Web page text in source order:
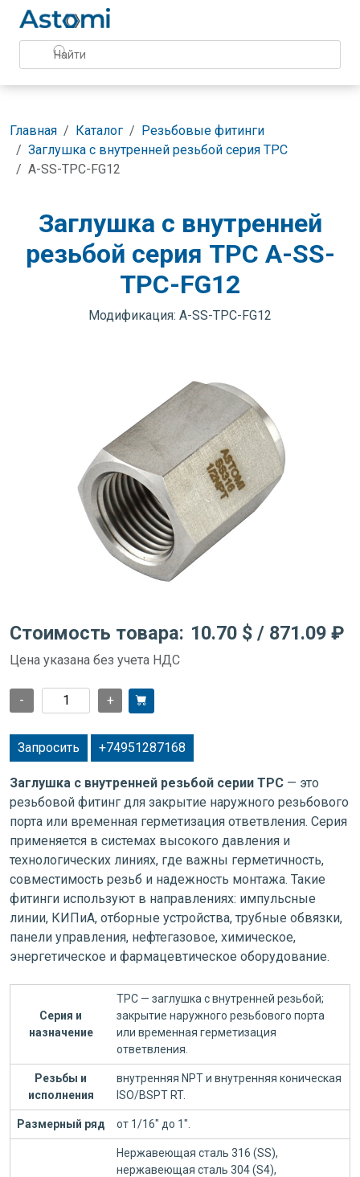
Главная Каталог
Резьбовые фитинги
Заглушка с внутренней резьбой серия TPC
A-SS-TPC-FG12
Заглушка с внутренней
резьбой серия TPC A-SS-
TPC-FG12
Модификация: A-SS-TPC-FG12
Стоимость товара: 10.70 $ / 871.09 ₽
Цена указана без учета НДС
- +
Запросить +74951287168
Заглушка с внутренней резьбой серии TPC — это
резьбовой фитинг для закрытие наружного резьбового
порта или временная герметизация ответвления. Серия
применяется в системах высокого давления и
технологических линиях, где важны герметичность,
совместимость резьб и надежность монтажа. Такие
фитинги используют в направлениях: импульсные
линии, КИПиА, отборные устройства, трубные обвязки,
панели управления, нефтегазовое, химическое,
энергетическое и фармацевтическое оборудование.
Серия и
назначение
TPC — заглушка с внутренней резьбой;
закрытие наружного резьбового порта
или временная герметизация
ответвления.
Резьбы и
исполнения
внутренняя NPT и внутренняя коническая
ISO/BSPT RT.
Размерный ряд от 1/16" до 1".
Нержавеющая сталь 316 (SS),
нержавеющая сталь 304 (S4),